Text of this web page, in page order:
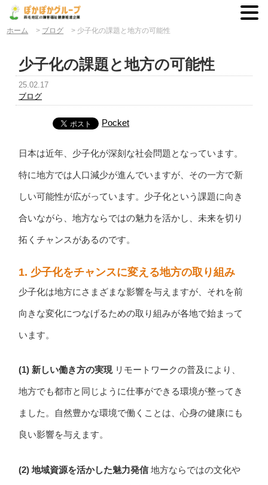
ホーム > ブログ > 少子化の課題と地方の可能性
少子化の課題と地方の可能性
25.02.17
ブログ
Pocket
日本は近年、少子化が深刻な社会問題となっています。
特に地方では人口減少が進んでいますが、その一方で新
しい可能性が広がっています。少子化という課題に向き
合いながら、地方ならではの魅力を活かし、未来を切り
拓くチャンスがあるのです。
1. 少子化をチャンスに変える地方の取り組み
少子化は地方にさまざまな影響を与えますが、それを前
向きな変化につなげるための取り組みが各地で始まって
います。
(1) 新しい働き方の実現リモートワークの普及により、
地方でも都市と同じように仕事ができる環境が整ってき
ました。自然豊かな環境で働くことは、心身の健康にも
良い影響を与えます。
(2) 地域資源を活かした魅力発信地方ならではの文化や